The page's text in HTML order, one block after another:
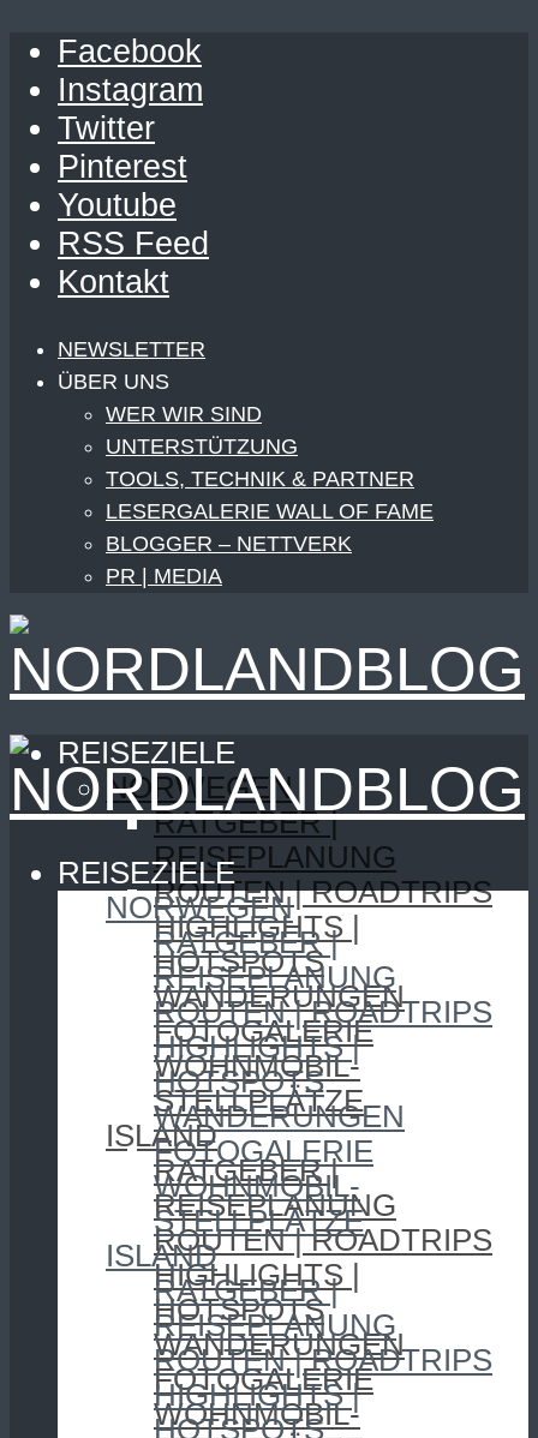
Facebook
Instagram
Twitter
Pinterest
Youtube
RSS Feed
Kontakt
NEWSLETTER
ÜBER UNS
WER WIR SIND
UNTERSTÜTZUNG
TOOLS, TECHNIK & PARTNER
LESERGALERIE WALL OF FAME
BLOGGER – NETTVERK
PR | MEDIA
REISEZIELE
NORWEGEN
RATGEBER |
REISEPLANUNG
ROUTEN | ROADTRIPS
HIGHLIGHTS |
HOTSPOTS
WANDERUNGEN
FOTOGALERIE
WOHNMOBIL-
STELLPLÄTZE
ISLAND
RATGEBER |
REISEPLANUNG
ROUTEN | ROADTRIPS
HIGHLIGHTS |
HOTSPOTS
WANDERUNGEN
FOTOGALERIE
WOHNMOBIL-
REISEZIELE
NORWEGEN
RATGEBER |
REISEPLANUNG
ROUTEN | ROADTRIPS
HIGHLIGHTS |
HOTSPOTS
WANDERUNGEN
FOTOGALERIE
WOHNMOBIL-
STELLPLÄTZE
ISLAND
RATGEBER |
REISEPLANUNG
ROUTEN | ROADTRIPS
HIGHLIGHTS |
HOTSPOTS